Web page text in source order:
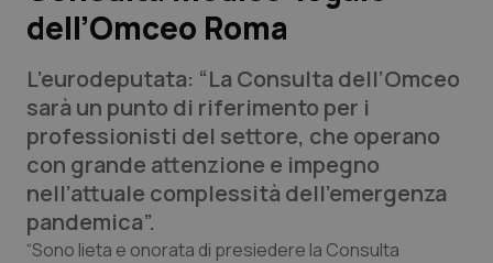
Studi e Analisi
Lettere al direttore
Edizioni Regionali
QS Pro
Professionisti Sanitari.AI
dell’Omceo Roma
L’eurodeputata: “La Consulta dell’Omceo
sarà un punto di riferimento per i
professionisti del settore, che operano
con grande attenzione e impegno
nell’attuale complessità dell’emergenza
pandemica”.
“Sono lieta e onorata di presiedere la Consulta